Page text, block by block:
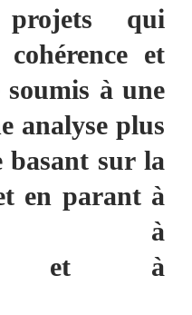
qui
et
à une
analyse plus
basant sur la
en parant à
à
et à